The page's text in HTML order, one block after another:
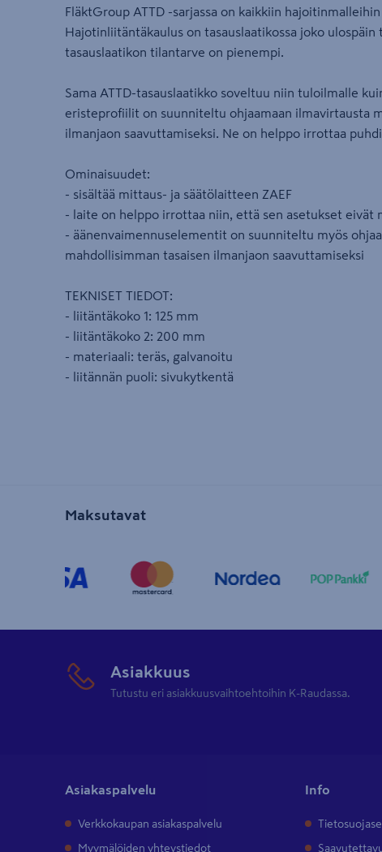
FläktGroup ATTD -sarjassa on kaikkiin
Hajotinliitäntäkaulus on tasauslaatikossa joko ulospäin
tasauslaatikon tilantarve on pienempi.
Sama ATTD-tasauslaatikko soveltuu niin tuloilmalle
eristeprofiilit on suunniteltu ohjaamaan ilmavirtausta
ilmanjaon saavuttamiseksi. Ne on helppo irrottaa
Ominaisuudet:
- sisältää mittaus- ja säätölaitteen ZAEF
- laite on helppo irrottaa niin, että sen asetukset eivät
- äänenvaimennuselementit on suunniteltu myös
mahdollisimman tasaisen ilmanjaon saavuttamiseksi
TEKNISET TIEDOT:
- liitäntäkoko 1: 125 mm
- liitäntäkoko 2: 200 mm
- materiaali: teräs, galvanoitu
- liitännän puoli: sivukytkentä
Maksutavat
Asiakkuus
Tutustu eri asiakkuusvaihtoehtoihin K-Raudassa.
Asiakaspalvelu
Verkkokaupan asiakaspalvelu
Myymälöiden yhteystiedot
Info